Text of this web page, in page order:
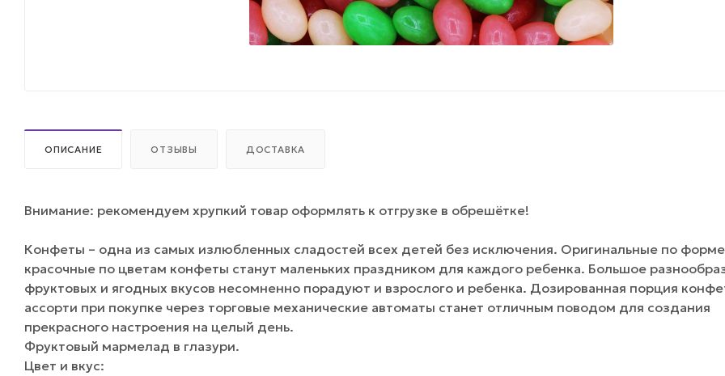
ОПИСАНИЕ ОТЗЫВЫ ДОСТАВКА
Внимание: рекомендуем хрупкий товар оформлять к отгрузке в обрешётке!
Конфеты – одна из самых излюбленных сладостей всех детей без исключения. Оригинальные по
красочные по цветам конфеты станут маленьких праздником для каждого ребенка. Большое
фруктовых и ягодных вкусов несомненно порадуют и взрослого и ребенка. Дозированная порция
ассорти при покупке через торговые механические автоматы станет отличным поводом для создания
прекрасного настроения на целый день.
Фруктовый мармелад в глазури.
Цвет и вкус: